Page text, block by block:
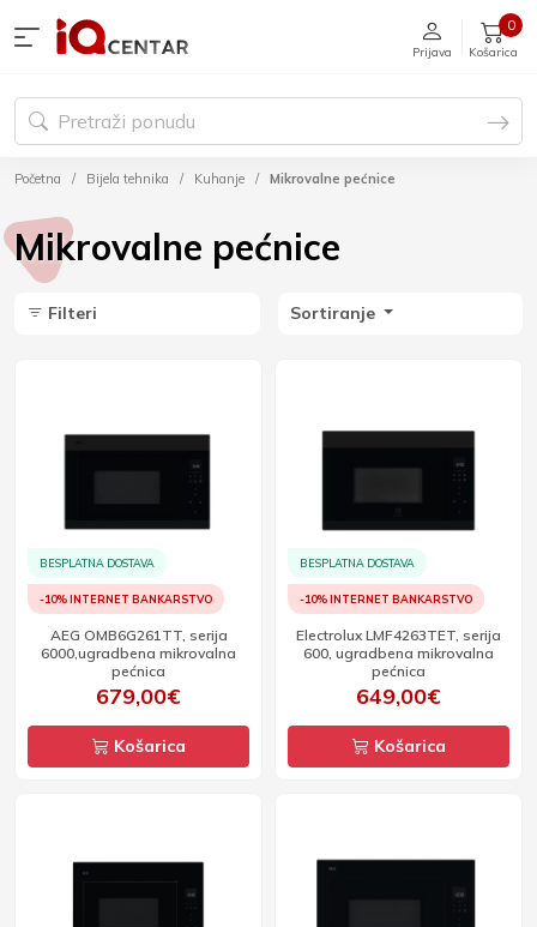
Prijava Košarica
0
Početna Bijela tehnika Kuhanje Mikrovalne pećnice
Mikrovalne pećnice
Filteri Sortiranje
BESPLATNA DOSTAVA
-10% INTERNET BANKARSTVO
AEG OMB6G261TT, serija
6000,ugradbena mikrovalna
pećnica
679,00€
Košarica
BESPLATNA DOSTAVA
-10% INTERNET BANKARSTVO
Electrolux LMF4263TET, serija
600, ugradbena mikrovalna
pećnica
649,00€
Košarica